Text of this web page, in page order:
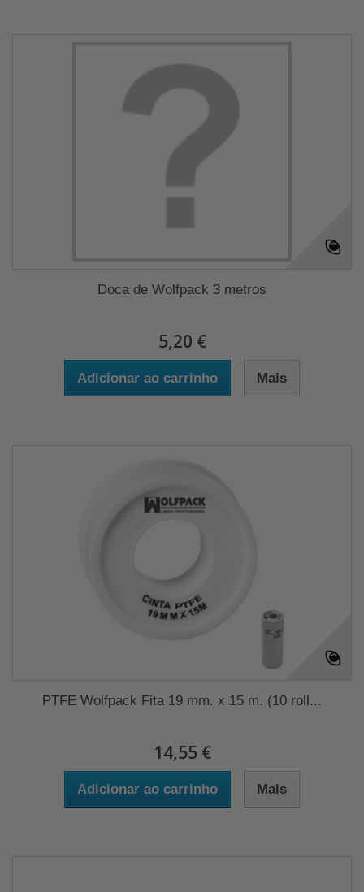
Doca de Wolfpack 3 metros
5,20 €
Adicionar ao carrinho Mais
PTFE Wolfpack Fita 19 mm. x 15 m. (10 roll...
14,55 €
Adicionar ao carrinho Mais